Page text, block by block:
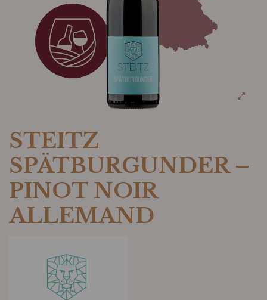
STEITZ
SPÄTBURGUNDER –
PINOT NOIR
ALLEMAND